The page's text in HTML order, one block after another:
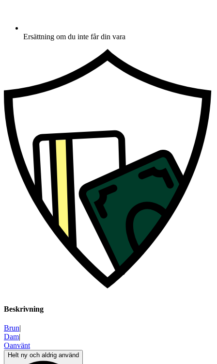
Ersättning om du inte får din vara
Beskrivning
Brun|
Dam|
Oanvänt
Helt ny och aldrig använd